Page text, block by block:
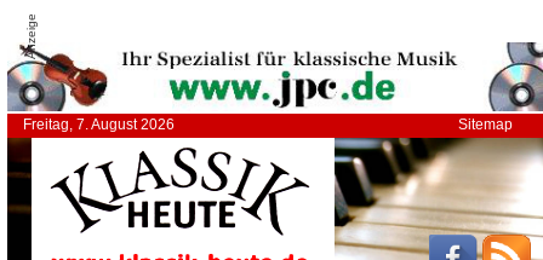
Anzeige
Freitag, 7. August 2026 Sitemap